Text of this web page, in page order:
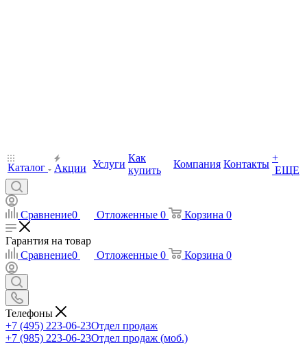
Каталог Акции Услуги
Как
купить
Компания Контакты
+
ЕЩЕ
Сравнение0 Отложенные 0 Корзина 0
Гарантия на товар
Сравнение0 Отложенные 0 Корзина 0
Телефоны
+7 (495) 223-06-23Отдел продаж
+7 (985) 223-06-23Отдел продаж (моб.)